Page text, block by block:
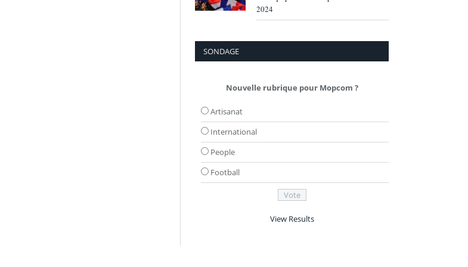
2024
SONDAGE
Nouvelle rubrique pour Mopcom ?
Artisanat
International
People
Football
View Results